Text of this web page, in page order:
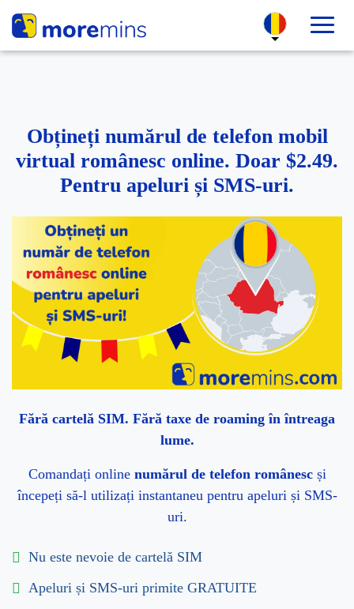
Obțineți numărul de telefon mobil
virtual românesc online. Doar $2.49.
Pentru apeluri și SMS-uri.
Fără cartelă SIM. Fără taxe de roaming în întreaga
lume.
Comandați online numărul de telefon românescși
începeți să-l utilizați instantaneu pentru apeluri și SMS-
uri.
Nu este nevoie de cartelă SIM
Apeluri și SMS-uri primite GRATUITE